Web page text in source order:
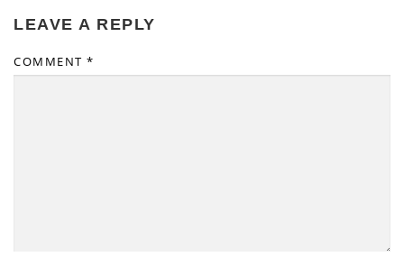
LEAVE A REPLY
COMMENT *